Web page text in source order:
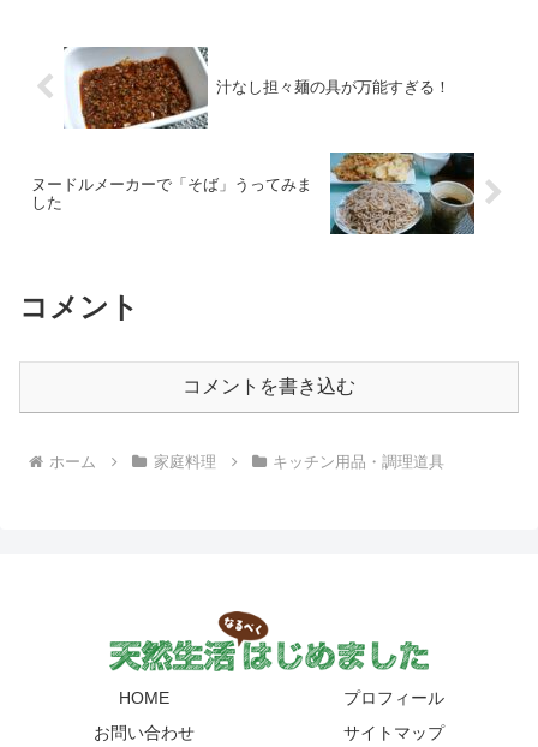
汁なし担々麺の具が万能すぎる！
ヌードルメーカーで「そば」うってみま
した
コメント
コメントを書き込む
ホーム 家庭料理 キッチン用品・調理道具
HOME
プロフィール
お問い合わせ
サイトマップ